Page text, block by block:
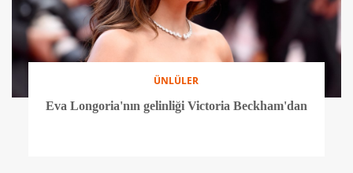
ÜNLÜLER
Eva Longoria'nın gelinliği Victoria Beckham'dan